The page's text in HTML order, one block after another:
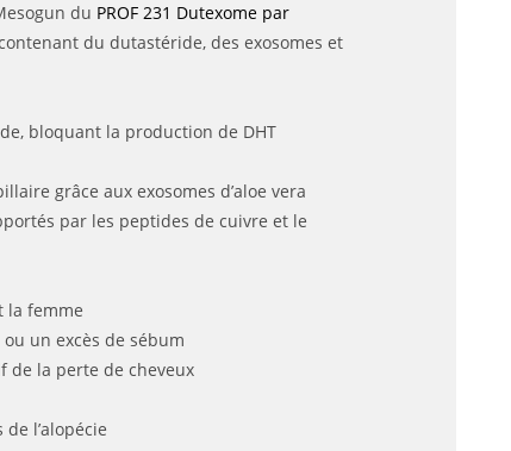
du PROF 231 Dutexome par
du dutastéride, des exosomes et
bloquant la production de DHT
grâce aux exosomes d’aloe vera
par les peptides de cuivre et le
la femme
un excès de sébum
de la perte de cheveux
l’alopécie